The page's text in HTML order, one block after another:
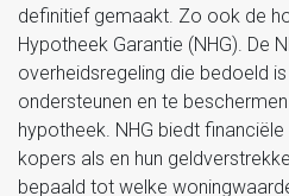
definitief gemaakt. Zo ook de
Hypotheek Garantie (NHG). De
overheidsregeling die bedoeld
ondersteunen en te
hypotheek. NHG biedt
kopers als en hun
bepaald tot welke